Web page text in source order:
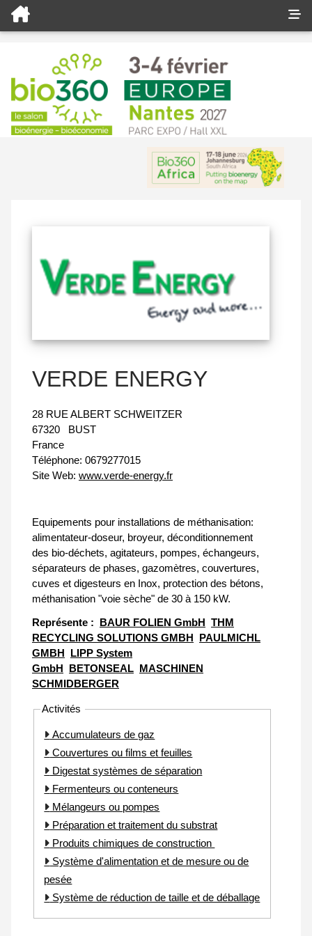
VERDE ENERGY
28 RUE ALBERT SCHWEITZER
67320
BUST
France
Téléphone: 0679277015
Site Web: www.verde-energy.fr
Equipements pour installations de méthanisation:
alimentateur-doseur, broyeur, déconditionnement
des bio-déchets, agitateurs, pompes, échangeurs,
séparateurs de phases, gazomètres, couvertures,
cuves et digesteurs en Inox, protection des bétons,
méthanisation "voie sèche" de 30 à 150 kW.
Représente : BAUR FOLIEN GmbH THM
RECYCLING SOLUTIONS GMBH PAULMICHL
GMBH LIPP System
GmbH BETONSEAL MASCHINEN
SCHMIDBERGER
Activités
Accumulateurs de gaz
Couvertures ou films et feuilles
Digestat systèmes de séparation
Fermenteurs ou conteneurs
Mélangeurs ou pompes
Préparation et traitement du substrat
Produits chimiques de construction
Système d'alimentation et de mesure ou de
pesée
Système de réduction de taille et de déballage